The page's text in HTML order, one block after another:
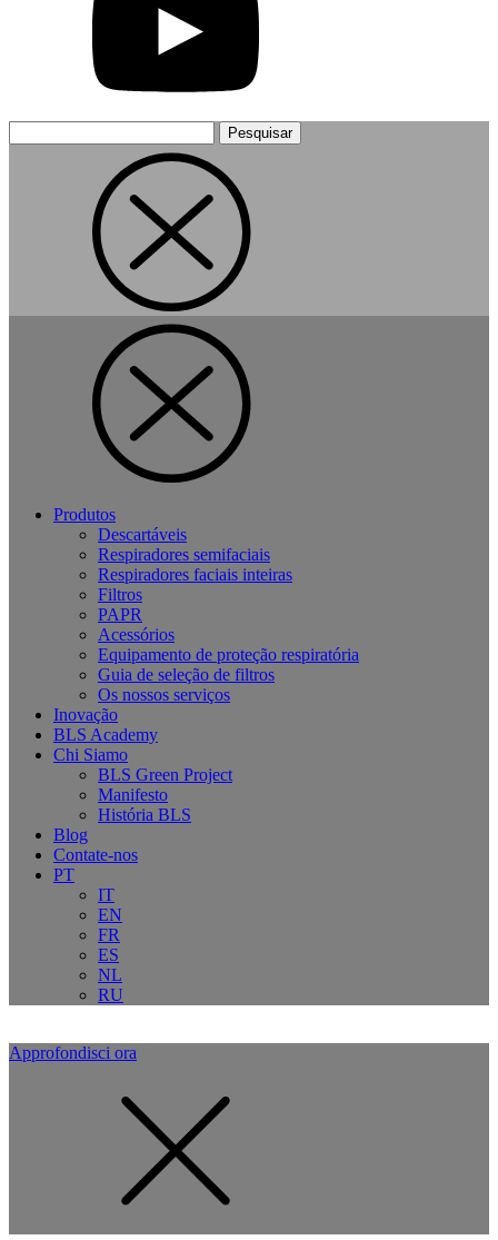
por:
Produtos
Descartáveis
Respiradores semifaciais
Respiradores faciais inteiras
Filtros
PAPR
Acessórios
Equipamento de proteção respiratória
Guia de seleção de filtros
Os nossos serviços
Inovação
BLS Academy
Chi Siamo
BLS Green Project
Manifesto
História BLS
Blog
Contate-nos
PT
IT
EN
FR
ES
NL
RU
Approfondisci ora